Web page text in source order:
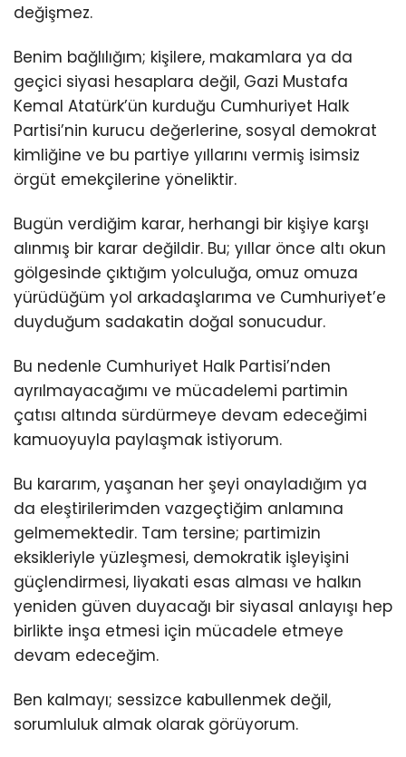
değişmez.
Benim bağlılığım; kişilere, makamlara ya da
geçici siyasi hesaplara değil, Gazi Mustafa
Kemal Atatürk’ün kurduğu Cumhuriyet Halk
Partisi’nin kurucu değerlerine, sosyal demokrat
kimliğine ve bu partiye yıllarını vermiş isimsiz
örgüt emekçilerine yöneliktir.
Bugün verdiğim karar, herhangi bir kişiye karşı
alınmış bir karar değildir. Bu; yıllar önce altı okun
gölgesinde çıktığım yolculuğa, omuz omuza
yürüdüğüm yol arkadaşlarıma ve Cumhuriyet’e
duyduğum sadakatin doğal sonucudur.
Bu nedenle Cumhuriyet Halk Partisi’nden
ayrılmayacağımı ve mücadelemi partimin
çatısı altında sürdürmeye devam edeceğimi
kamuoyuyla paylaşmak istiyorum.
Bu kararım, yaşanan her şeyi onayladığım ya
da eleştirilerimden vazgeçtiğim anlamına
gelmemektedir. Tam tersine; partimizin
eksikleriyle yüzleşmesi, demokratik işleyişini
güçlendirmesi, liyakati esas alması ve halkın
yeniden güven duyacağı bir siyasal anlayışı hep
birlikte inşa etmesi için mücadele etmeye
devam edeceğim.
Ben kalmayı; sessizce kabullenmek değil,
sorumluluk almak olarak görüyorum.